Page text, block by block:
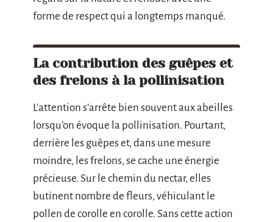
forme de respect qui a longtemps manqué.
La contribution des guêpes et
des frelons à la pollinisation
L’attention s’arrête bien souvent aux abeilles
lorsqu’on évoque la pollinisation. Pourtant,
derrière les guêpes et, dans une mesure
moindre, les frelons, se cache une énergie
précieuse. Sur le chemin du nectar, elles
butinent nombre de fleurs, véhiculant le
pollen de corolle en corolle. Sans cette action